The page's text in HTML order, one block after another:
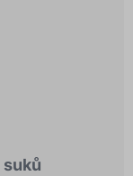
suků